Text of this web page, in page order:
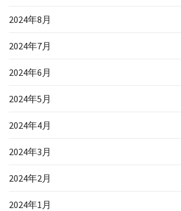
2024年8月
2024年7月
2024年6月
2024年5月
2024年4月
2024年3月
2024年2月
2024年1月